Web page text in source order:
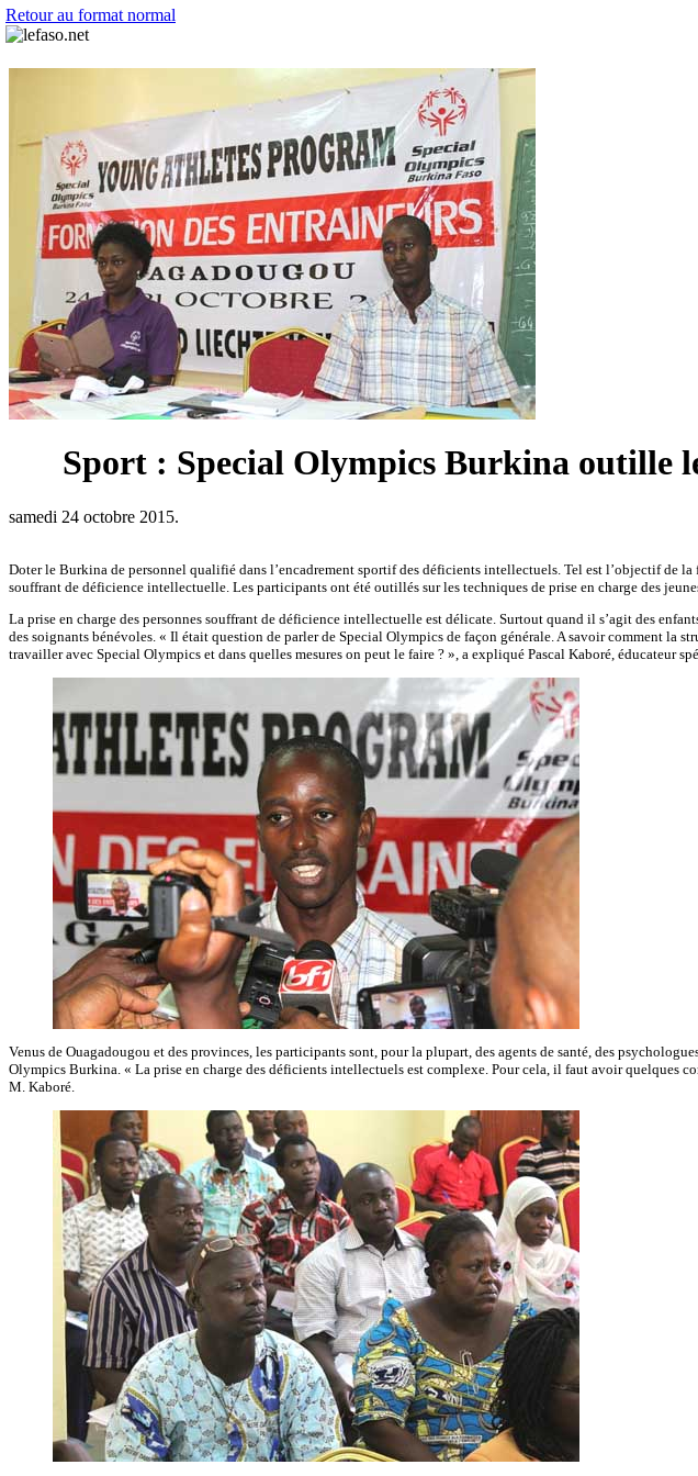
Retour au format normal
Sport : Special Olympics Burkina outille
samedi 24 octobre 2015.
Doter le Burkina de personnel qualifié dans l’encadrement sportif des déficients intellectuels. Tel est l’objectif de
souffrant de déficience intellectuelle. Les participants ont été outillés sur les techniques de prise en charge des
La prise en charge des personnes souffrant de déficience intellectuelle est délicate. Surtout quand il s’agit des
des soignants bénévoles. « Il était question de parler de Special Olympics de façon générale. A savoir comment
travailler avec Special Olympics et dans quelles mesures on peut le faire ? », a expliqué Pascal Kaboré, éducateur
Venus de Ouagadougou et des provinces, les participants sont, pour la plupart, des agents de santé, des
Olympics Burkina. « La prise en charge des déficients intellectuels est complexe. Pour cela, il faut avoir quelques
M. Kaboré.